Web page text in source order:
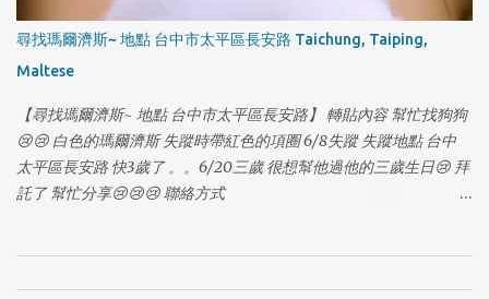
1
尋找瑪爾濟斯~ 地點 台中市太平區長安路 Taichung, Taiping,
Maltese
【尋找瑪爾濟斯~ 地點 台中市太平區長安路】 轉貼內容 幫忙找狗狗
😢😢 白色的瑪爾濟斯 失蹤時帶紅色的項圈 6/8失蹤 失蹤地點 台中
太平區長安路 快3歲了 。。6/20三歲 很想幫他過他的三歲生日😢 拜
託了 幫忙分享😢😢😢 聯絡方式